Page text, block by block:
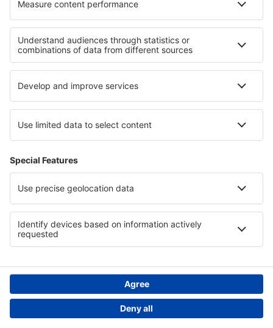
Hoteluri in Friuli-Veneția Giulia Hoteluri in Dolomites
Hoteluri in Val di Fiemme Hoteluri in Riviera Marii Negre
Hoteluri în Tachovsko - Stribrsko
Hoteluri in Manuel Antonio National Park